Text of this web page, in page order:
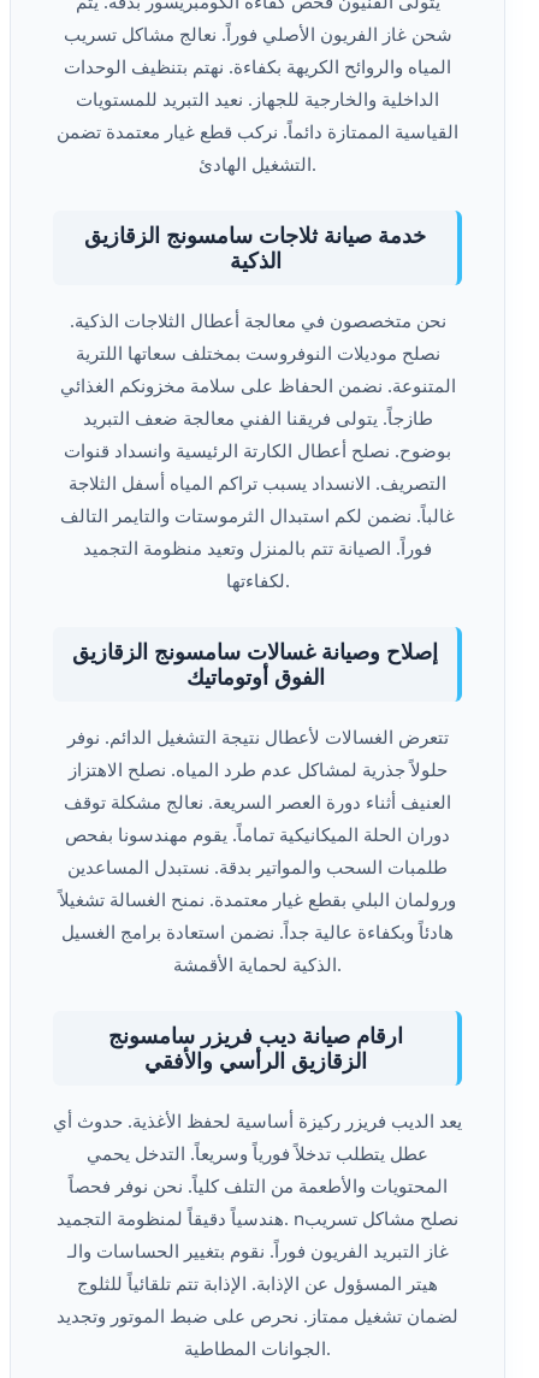
شحن غاز الفريون الأصلي فوراً. نعالج مشاكل تسريب
المياه والروائح الكريهة بكفاءة. نهتم بتنظيف الوحدات
الداخلية والخارجية للجهاز. نعيد التبريد للمستويات
القياسية الممتازة دائماً. نركب قطع غيار معتمدة تضمن
التشغيل الهادئ.
خدمة صيانة ثلاجات سامسونج الزقازيق
الذكية
نحن متخصصون في معالجة أعطال الثلاجات الذكية.
نصلح موديلات النوفروست بمختلف سعاتها اللترية
المتنوعة. نضمن الحفاظ على سلامة مخزونكم الغذائي
طازجاً. يتولى فريقنا الفني معالجة ضعف التبريد
بوضوح. نصلح أعطال الكارتة الرئيسية وانسداد قنوات
التصريف. الانسداد يسبب تراكم المياه أسفل الثلاجة
غالباً. نضمن لكم استبدال الثرموستات والتايمر التالف
فوراً. الصيانة تتم بالمنزل وتعيد منظومة التجميد
لكفاءتها.
إصلاح وصيانة غسالات سامسونج الزقازيق
الفوق أوتوماتيك
تتعرض الغسالات لأعطال نتيجة التشغيل الدائم. نوفر
حلولاً جذرية لمشاكل عدم طرد المياه. نصلح الاهتزاز
العنيف أثناء دورة العصر السريعة. نعالج مشكلة توقف
دوران الحلة الميكانيكية تماماً. يقوم مهندسونا بفحص
طلمبات السحب والمواتير بدقة. نستبدل المساعدين
ورولمان البلي بقطع غيار معتمدة. نمنح الغسالة تشغيلاً
هادئاً وبكفاءة عالية جداً. نضمن استعادة برامج الغسيل
الذكية لحماية الأقمشة.
ارقام صيانة ديب فريزر سامسونج
الزقازيق الرأسي والأفقي
يعد الديب فريزر ركيزة أساسية لحفظ الأغذية. حدوث أي
عطل يتطلب تدخلاً فورياً وسريعاً. التدخل يحمي
المحتويات والأطعمة من التلف كلياً. نحن نوفر فحصاً
هندسياً دقيقاً لمنظومة التجميد. nنصلح مشاكل تسريب
غاز التبريد الفريون فوراً. نقوم بتغيير الحساسات والـ
هيتر المسؤول عن الإذابة. الإذابة تتم تلقائياً للثلوج
لضمان تشغيل ممتاز. نحرص على ضبط الموتور وتجديد
الجوانات المطاطية.